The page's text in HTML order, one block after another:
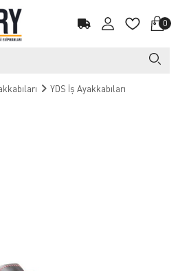
0
YDS İş Ayakkabıları